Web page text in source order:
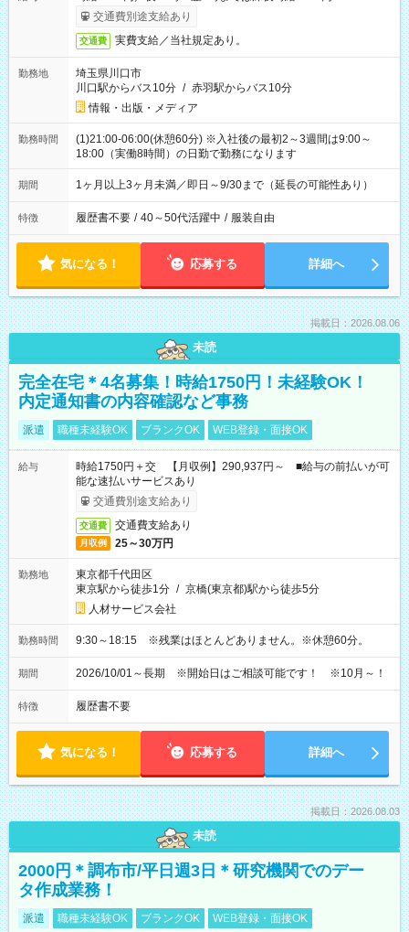
交通費別途支給あり
交通費 実費支給／当社規定あり。
勤務地
埼玉県川口市
川口駅からバス10分 / 赤羽駅からバス10分
情報・出版・メディア
勤務時間
(1)21:00-06:00(休憩60分) ※入社後の最初2～3週間は9:00～
18:00（実働8時間）の日勤で勤務になります
期間 1ヶ月以上3ヶ月未満／即日～9/30まで（延長の可能性あり）
特徴 履歴書不要 / 40～50代活躍中 / 服装自由
気になる！ 応募する 詳細へ
掲載日：2026.08.06
未読
完全在宅＊4名募集！時給1750円！未経験OK！
内定通知書の内容確認など事務
派遣 職種未経験OK ブランクOK WEB登録・面接OK
給与
時給1750円＋交 【月収例】290,937円～ ■給与の前払いが可
能な速払いサービスあり
交通費別途支給あり
交通費 交通費支給あり
月収例 25～30万円
勤務地
東京都千代田区
東京駅から徒歩1分 / 京橋(東京都)駅から徒歩5分
人材サービス会社
勤務時間 9:30～18:15 ※残業はほとんどありません。※休憩60分。
期間 2026/10/01～長期 ※開始日はご相談可能です！ ※10月～！
特徴 履歴書不要
気になる！ 応募する 詳細へ
掲載日：2026.08.03
未読
2000円＊調布市/平日週3日＊研究機関でのデー
タ作成業務！
派遣 職種未経験OK ブランクOK WEB登録・面接OK